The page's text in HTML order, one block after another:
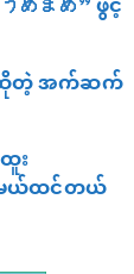
ဆိုတဲ့ အက်ဆက်
း
ာမယ်ထင်တယ်